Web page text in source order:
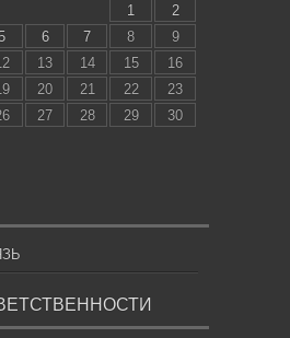
1
2
6 7 8
9
13 14 15
16
20 21 22
23
27 28 29
30